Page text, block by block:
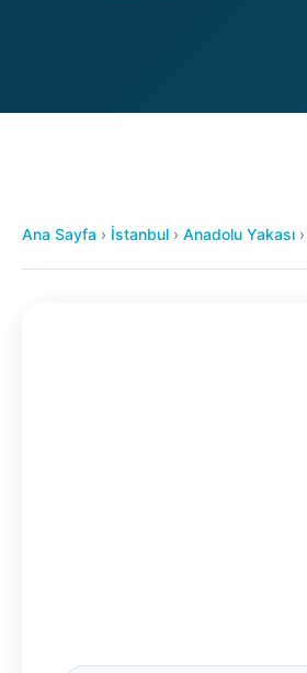
Ana Sayfa › İstanbul › Anadolu Yakası ›